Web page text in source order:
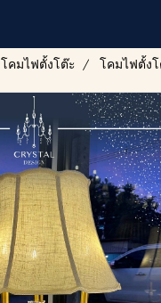
โคมไฟตั้งโต๊ะ โคมไฟตั้ง